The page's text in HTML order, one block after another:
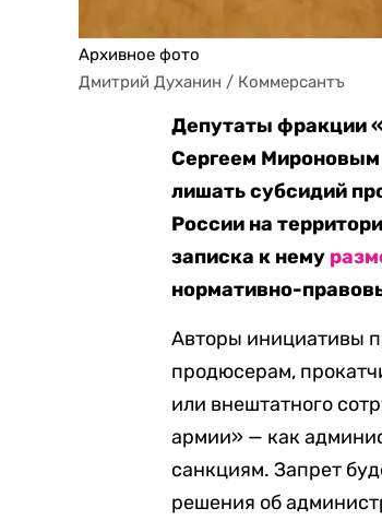
Архивное фото
Дмитрий Духанин / Коммерсантъ
Депутаты фракции
Сергеем Мироновым
лишать субсидий
России на
записка к нему
нормативно-
Авторы инициативы
продюсерам,
или внештатного
армии» — как
санкциям. Запрет
решения об